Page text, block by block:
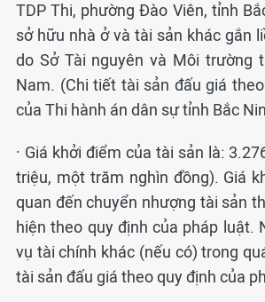
TDP Thi, phường Đào Viên, tỉnh
sở hữu nhà ở và tài sản khác gắn
do Sở Tài nguyên và Môi trường
Nam. (Chi tiết tài sản đấu giá
của Thi hành án dân sự tỉnh Bắc
· Giá khởi điểm của tài sản là:
triệu, một trăm nghìn đồng). Giá
quan đến chuyển nhượng tài sản
hiện theo quy định của pháp luật.
vụ tài chính khác (nếu có) trong
tài sản đấu giá theo quy định của